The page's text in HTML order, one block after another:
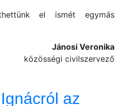
el ismét egymás
Jánosi Veronika
közösségi civilszervező
az